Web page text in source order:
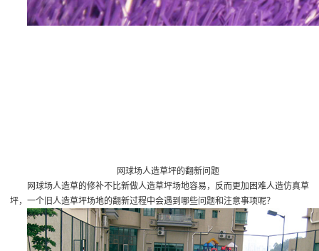
网球场人造草坪的翻新问题
网球场人造草的修补不比新做人造草坪场地容易，反而更加困难人造仿真草
坪，一个旧人造草坪场地的翻新过程中会遇到哪些问题和注意事项呢？